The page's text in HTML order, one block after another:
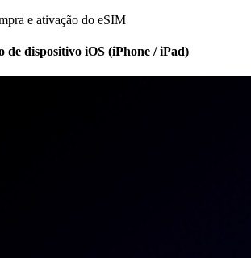
e ativação do eSIM
de dispositivo iOS (iPhone / iPad)